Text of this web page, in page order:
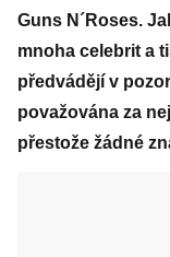
Guns N´Roses.
mnoha celebrit a
předvádějí v
považována za
přestože žádné